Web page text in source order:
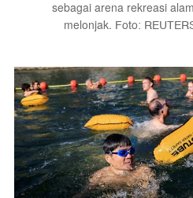
sebagai arena rekreasi
melonjak. Foto: